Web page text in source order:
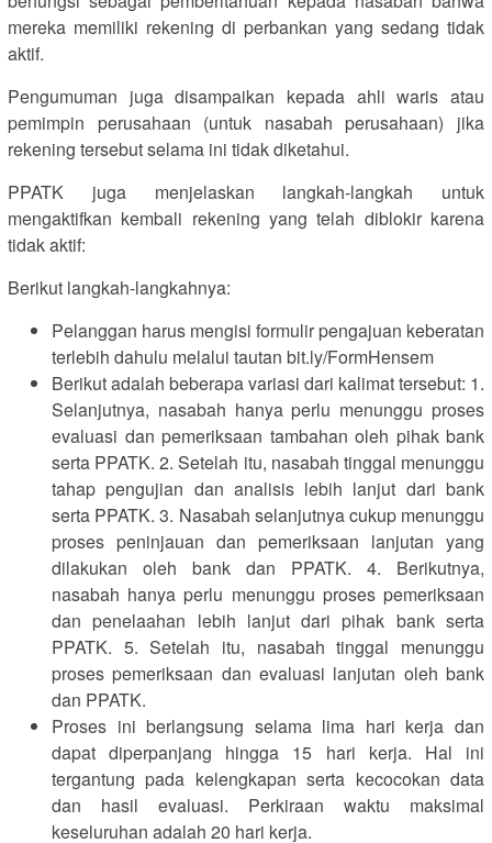
mereka memiliki rekening di perbankan yang sedang tidak
aktif.
Pengumuman juga disampaikan kepada ahli waris atau
pemimpin perusahaan (untuk nasabah perusahaan) jika
rekening tersebut selama ini tidak diketahui.
PPATK juga menjelaskan langkah-langkah untuk
mengaktifkan kembali rekening yang telah diblokir karena
tidak aktif:
Berikut langkah-langkahnya:
Pelanggan harus mengisi formulir pengajuan keberatan
terlebih dahulu melalui tautan bit.ly/FormHensem
Berikut adalah beberapa variasi dari kalimat tersebut: 1.
Selanjutnya, nasabah hanya perlu menunggu proses
evaluasi dan pemeriksaan tambahan oleh pihak bank
serta PPATK. 2. Setelah itu, nasabah tinggal menunggu
tahap pengujian dan analisis lebih lanjut dari bank
serta PPATK. 3. Nasabah selanjutnya cukup menunggu
proses peninjauan dan pemeriksaan lanjutan yang
dilakukan oleh bank dan PPATK. 4. Berikutnya,
nasabah hanya perlu menunggu proses pemeriksaan
dan penelaahan lebih lanjut dari pihak bank serta
PPATK. 5. Setelah itu, nasabah tinggal menunggu
proses pemeriksaan dan evaluasi lanjutan oleh bank
dan PPATK.
Proses ini berlangsung selama lima hari kerja dan
dapat diperpanjang hingga 15 hari kerja. Hal ini
tergantung pada kelengkapan serta kecocokan data
dan hasil evaluasi. Perkiraan waktu maksimal
keseluruhan adalah 20 hari kerja.